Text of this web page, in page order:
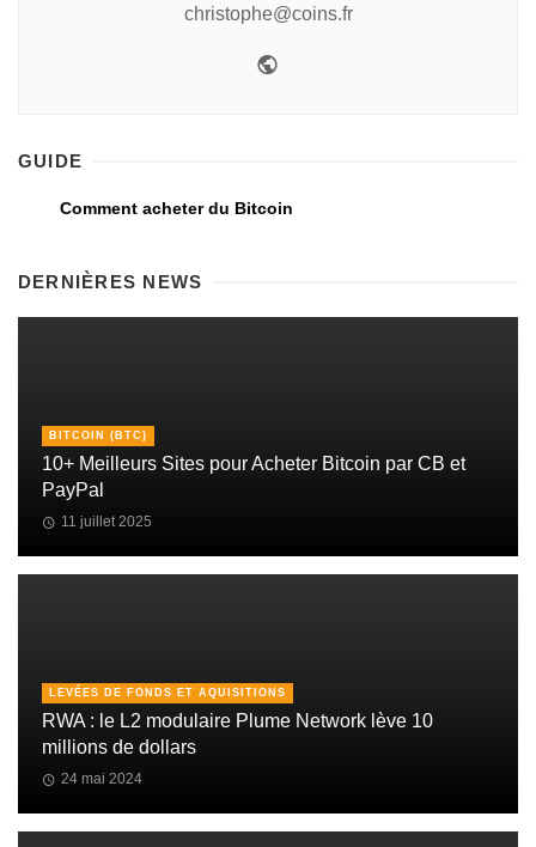
christophe@coins.fr
GUIDE
Comment acheter du Bitcoin
DERNIÈRES NEWS
BITCOIN (BTC)
10+ Meilleurs Sites pour Acheter Bitcoin par CB et
PayPal
11 juillet 2025
LEVÉES DE FONDS ET AQUISITIONS
RWA : le L2 modulaire Plume Network lève 10
millions de dollars
24 mai 2024